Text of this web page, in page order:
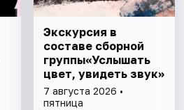
Экскурсия в
составе сборной
группы«Услышать
цвет, увидеть звук»
7 августа 2026 •
пятница